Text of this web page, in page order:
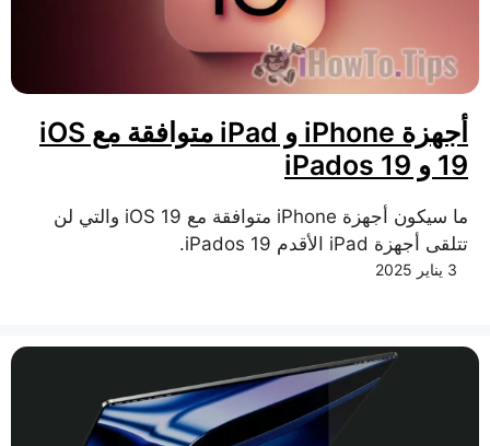
أجهزة iPhone و iPad متوافقة مع iOS
19 و iPados 19
ما سيكون أجهزة iPhone متوافقة مع iOS 19 والتي لن
تتلقى أجهزة iPad الأقدم iPados 19.
3 يناير 2025